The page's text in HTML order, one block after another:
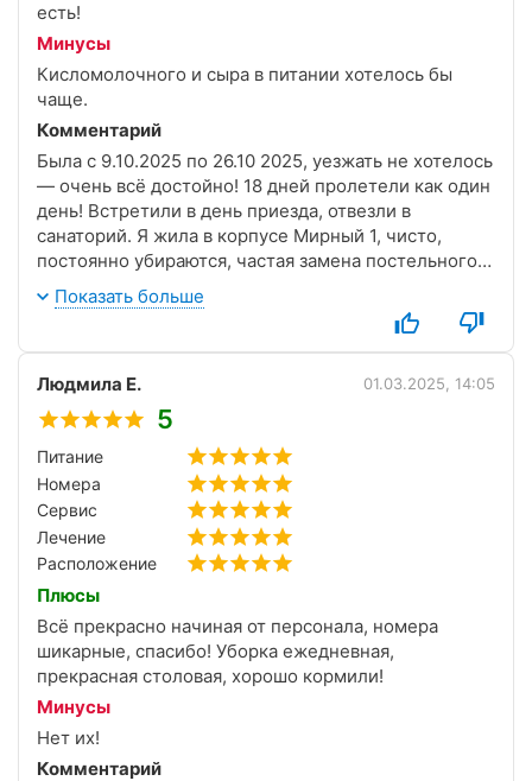
есть!
Минусы
Кисломолочного и сыра в питании хотелось бы
чаще.
Комментарий
Была с 9.10.2025 по 26.10 2025, уезжать не хотелось
— очень всё достойно! 18 дней пролетели как один
день! Встретили в день приезда, отвезли в
санаторий. Я жила в корпусе Мирный 1, чисто,
постоянно убираются, частая замена постельного и
полотенец, есть лифт, питьевая вода.
Питание очень неплохое. В санатории можно
купить только кофе, сладости, и хотдог, что-то
серьезное в паре остановок маршрутки от
санатория. Персонал лечебного корпуса очень
внимательный. Четыри бассейна
(профессиональный с дорожками, детский и
небольшой с гидромассажными струями,
подогреваемый на улице), баня. Подлечились и
отдохнула морально и физически. Спасибо
большое!
Показать больше
Людмила Е. 01.03.2025, 14:05
5
Питание
Номера
Сервис
Лечение
Расположение
Плюсы
Всё прекрасно начиная от персонала, номера
шикарные, спасибо! Уборка ежедневная,
прекрасная столовая, хорошо кормили!
Минусы
Нет их!
Комментарий